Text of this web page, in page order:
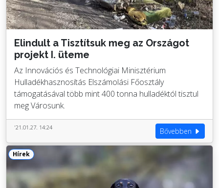
Elindult a Tisztítsuk meg az Országot
projekt I. üteme
Az Innovációs és Technológiai Minisztérium
Hulladékhasznosítás Elszámolási Főosztály
támogatásával több mint 400 tonna hulladéktól tisztul
meg Városunk.
'21.01.27. 14:24 Bővebben
Hírek